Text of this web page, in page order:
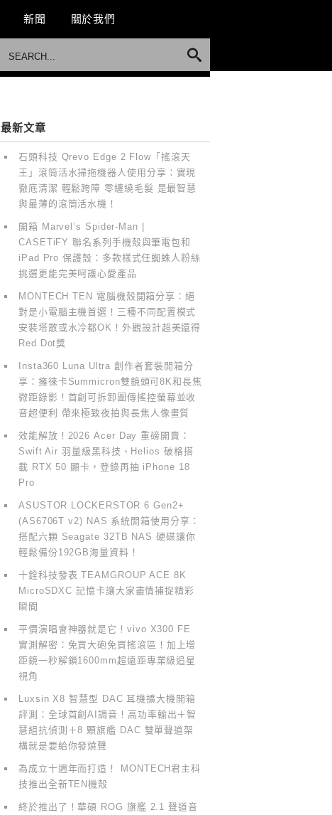
新聞 關於我們
最新文章
石頭科技 Qrevo Edge 2 Flow「搖滾天
王」滾筒活水掃拖機器人使用分享：實現
徹底清潔 輕鬆跨障 零纏繞毛髮 是最智慧
與最薄的滾筒活水機！
開箱 Marvel’s Spider-Man |
CASETiFY 聯名系列手機殼與筆電包和
iPad Pro 保護殼：多款樣式任蜘蛛人粉絲
挑選更能完美呵護心愛產品
MONTECH TEN 電腦機殼開箱分享：絕
對是小電腦主機首選！三種不同配置模式
安裝塔散或水冷都OK！外觀設計超美還得
Red Dot獎
Insta360 Luna Ultra 創作者套裝開箱分
享：擁徠卡Summicron雙鏡頭可8K和長焦
微距錄影！首創可拆卸圖傳搖控螢幕並收
音超便利 帶來極致夜拍與長焦人像畫質
效能解放！2026 Acer Day 重磅開賣：
Swift Air 羽量級黑科技、Helios 破格搭
載 RTX 50 顯卡，登錄再抽 iPhone 18
Pro
ASUSTOR LOCKERSTOR 6 Gen2+
(AS6706T v2) NAS 系統開箱使用分享：
搭配六顆 Seagate 32TB NAS 硬碟讓你
輕鬆備份192GB海量資料！
十銓科技發表 TEAMGROUP ACE 8K
MicroSDXC 記憶卡讓大家盡情捕捉精彩
瞬間
平價演唱會神器就是它！vivo X300 FE
實測解密：免買大砲免買搖滾區！加上增
距鏡一秒解鎖1600mm超遠距專業級追星
視角
Luxsin X8 智慧型 DAC 耳機擴大機開箱
評測：全球首創AI調音！高功率輸出＋智
慧組抗偵測＋8 顆旗艦 DAC 雙單聲道架
構就是要給你發燒聲
為成立十週年而打造！ MONTECH君主科
技推出全新TEN機殼
終於推出了！華碩 ROG 旗艦 2.1 聲道音